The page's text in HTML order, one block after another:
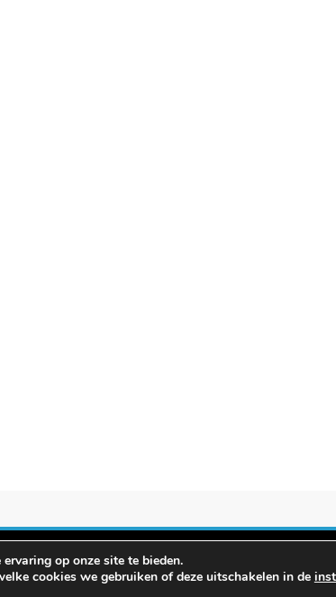
2026. Powered ByBlazeThemes
op onze site te bieden.
cookies we gebruiken of deze uitschakelen in de